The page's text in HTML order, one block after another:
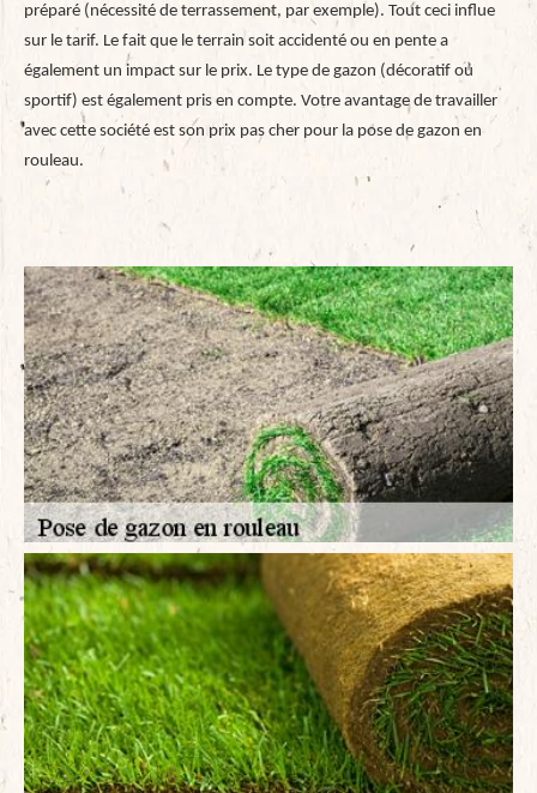
préparé (nécessité de terrassement, par exemple). Tout ceci influe
sur le tarif. Le fait que le terrain soit accidenté ou en pente a
également un impact sur le prix. Le type de gazon (décoratif ou
sportif) est également pris en compte. Votre avantage de travailler
avec cette société est son prix pas cher pour la pose de gazon en
rouleau.